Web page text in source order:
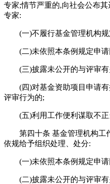
专家;情节严重的,向社会公布
专家:
(一)不履行基金管理机构
(二)未依照本条例规定申
(三)披露未公开的与评审
(四)对基金资助项目申请
评审行为的;
(五)利用工作便利谋取不正
第四十条 基金管理机构工
依规给予组织处理、处分:
(一)未依照本条例规定申
(二)披露未公开的与评审